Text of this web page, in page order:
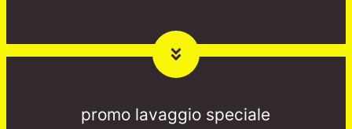
promo lavaggio speciale